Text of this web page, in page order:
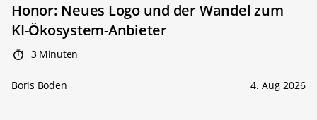
Honor: Neues Logo und der Wandel zum
KI-Ökosystem-Anbieter
3 Minuten
Boris Boden 4. Aug 2026